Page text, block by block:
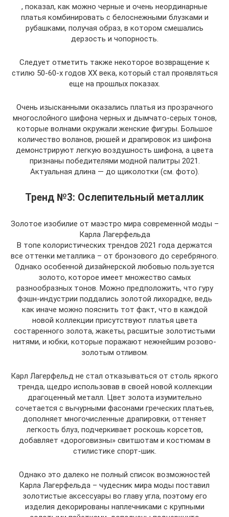
, показал, как можно черные и очень неординарные
платья комбинировать с белоснежными блузками и
рубашками, получая образ, в котором смешались
дерзость и чопорность.
Следует отметить также некоторое возвращение к
стилю 50-60-х годов ХХ века, который стал проявляться
еще на прошлых показах.
Очень изысканными оказались платья из прозрачного
многослойного шифона черных и дымчато-серых тонов,
которые волнами окружали женские фигуры. Большое
количество воланов, рюшей и драпировок из шифона
демонстрируют легкую воздушность шифона, а цвета
признаны победителями модной палитры 2021.
Актуальная длина — до щиколотки (см. фото).
Тренд №3: Ослепительный металлик
Золотое изобилие от маэстро мира современной моды –
Карла Лагерфельда
В топе колористических трендов 2021 года держатся
все оттенки металлика – от бронзового до серебряного.
Однако особенной дизайнерской любовью пользуется
золото, которое имеет множество самых
разнообразных тонов. Можно предположить, что гуру
фэшн-индустрии поддались золотой лихорадке, ведь
как иначе можно пояснить тот факт, что в каждой
новой коллекции присутствуют платья цвета
состаренного золота, жакеты, расшитые золотистыми
нитями, и юбки, которые поражают нежнейшим розово-
золотым отливом.
Карл Лагерфельд не стал отказываться от столь яркого
тренда, щедро использовав в своей новой коллекции
драгоценный металл. Цвет золота изумительно
сочетается с вычурными фасонами греческих платьев,
дополняет многочисленные драпировки, оттеняет
легкость блуз, подчеркивает роскошь корсетов,
добавляет «дороговизны» свитшотам и костюмам в
стилистике спорт-шик.
Однако это далеко не полный список возможностей
Карла Лагерфельда – чудесник мира моды поставил
золотистые аксессуары во главу угла, поэтому его
изделия декорированы наплечниками с крупными